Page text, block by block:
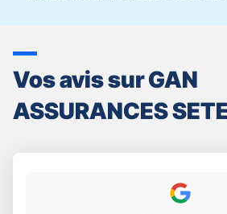
Vos avis sur GAN
ASSURANCES